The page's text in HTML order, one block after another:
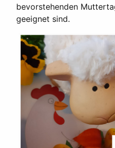
bevorstehenden
geeignet sind.